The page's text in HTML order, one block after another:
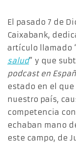
El pasado 7 de
Caixabank,
artículo llamado
salud” y que
podcast en
estado en el
nuestro país,
competencia
echaban mano
este campo, de